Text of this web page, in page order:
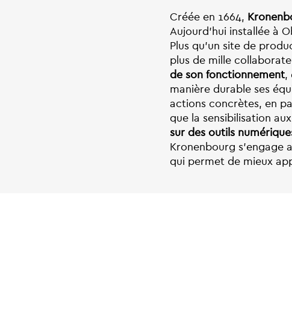
Créée en 1664,
Aujourd’hui installée à
Plus qu’un site de
plus de mille
de son fonctionnement,
manière durable ses
actions concrètes, en
que la sensibilisation
sur des outils
Kronenbourg s’engage
qui permet de mieux